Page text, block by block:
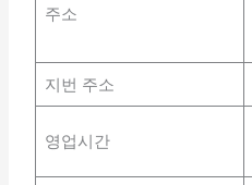
주소
지번 주소
영업시간